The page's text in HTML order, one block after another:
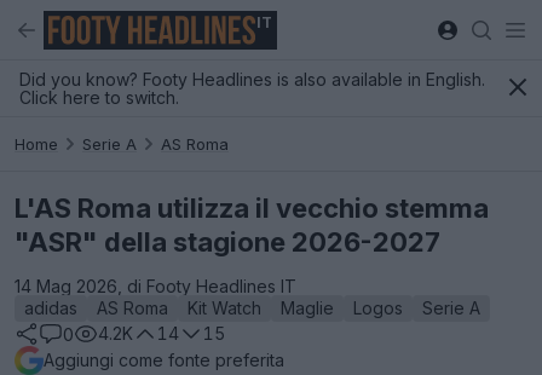
IT
Did you know? Footy Headlines is also available in English.
Click here to switch.
Home Serie A AS Roma
L'AS Roma utilizza il vecchio stemma
"ASR" della stagione 2026-2027
14 Mag 2026, di Footy Headlines IT
adidas
AS Roma Kit Watch Maglie Logos
Serie A
0
4.2K 14
15
Aggiungi come fonte preferita